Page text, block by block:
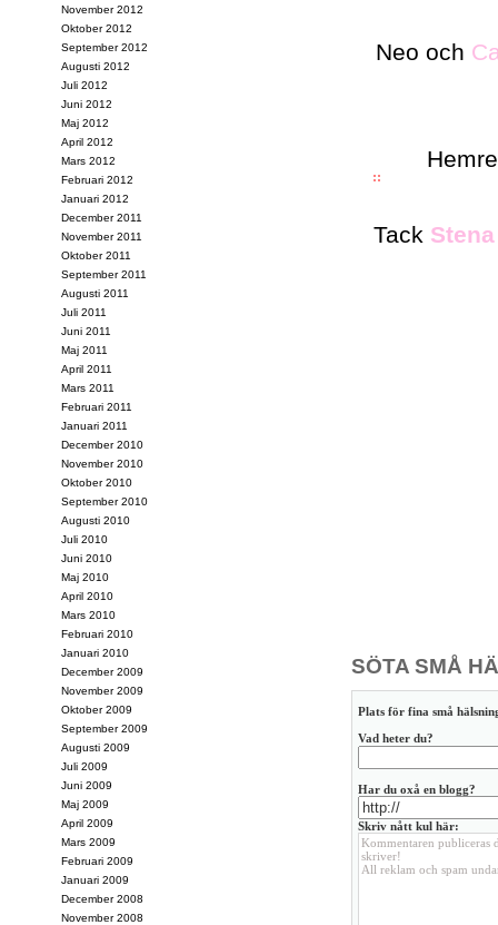
Neo och
Tack
SÖTA SMÅ
Plats för fina små
Vad heter du?
Har du oxå en blogg?
Skriv nått kul här:
November 2012
Oktober 2012
September 2012
Augusti 2012
Juli 2012
Juni 2012
Maj 2012
April 2012
Mars 2012
Februari 2012
Januari 2012
December 2011
November 2011
Oktober 2011
September 2011
Augusti 2011
Juli 2011
Juni 2011
Maj 2011
April 2011
Mars 2011
Februari 2011
Januari 2011
December 2010
November 2010
Oktober 2010
September 2010
Augusti 2010
Juli 2010
Juni 2010
Maj 2010
April 2010
Mars 2010
Februari 2010
Januari 2010
December 2009
November 2009
Oktober 2009
September 2009
Augusti 2009
Juli 2009
Juni 2009
Maj 2009
April 2009
Mars 2009
Februari 2009
Januari 2009
December 2008
November 2008